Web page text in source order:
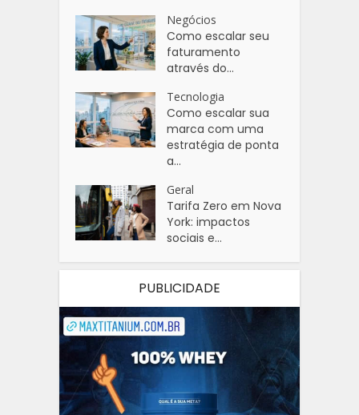
Negócios
Como escalar seu
faturamento
através do...
Tecnologia
Como escalar sua
marca com uma
estratégia de ponta
a...
Geral
Tarifa Zero em Nova
York: impactos
sociais e...
PUBLICIDADE